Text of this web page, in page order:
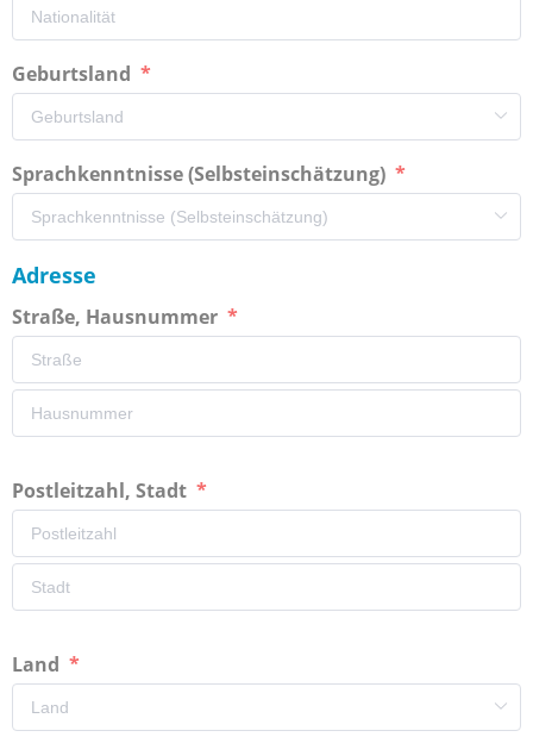
Geburtsland
Sprachkenntnisse (Selbsteinschätzung)
Adresse
Straße, Hausnummer
Postleitzahl, Stadt
Land